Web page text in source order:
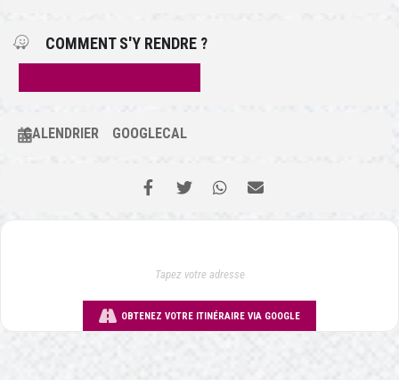
COMMENT S'Y RENDRE ?
CALENDRIER GOOGLECAL
OBTENEZ VOTRE ITINÉRAIRE VIA GOOGLE